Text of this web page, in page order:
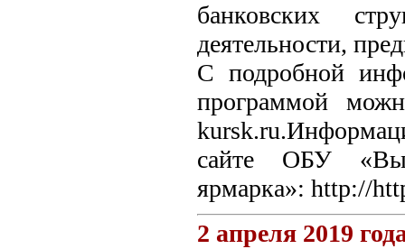
банковских
деятельности,
С подробной
программой
сайте ОБУ
ярмарка»: http://
2 апреля 2019